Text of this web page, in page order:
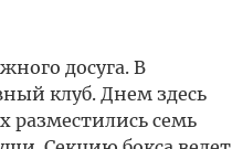
досуга. В
клуб. Днем здесь
разместились семь